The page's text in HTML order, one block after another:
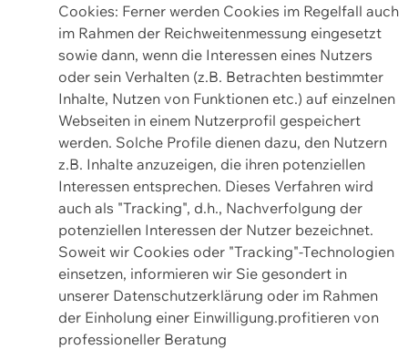
Cookies: Ferner werden Cookies im Regelfall auch
im Rahmen der Reichweitenmessung eingesetzt
sowie dann, wenn die Interessen eines Nutzers
oder sein Verhalten (z.B. Betrachten bestimmter
Inhalte, Nutzen von Funktionen etc.) auf einzelnen
Webseiten in einem Nutzerprofil gespeichert
werden. Solche Profile dienen dazu, den Nutzern
z.B. Inhalte anzuzeigen, die ihren potenziellen
Interessen entsprechen. Dieses Verfahren wird
auch als "Tracking", d.h., Nachverfolgung der
potenziellen Interessen der Nutzer bezeichnet.
Soweit wir Cookies oder "Tracking"-Technologien
einsetzen, informieren wir Sie gesondert in
unserer Datenschutzerklärung oder im Rahmen
der Einholung einer Einwilligung.profitieren von
professioneller Beratung